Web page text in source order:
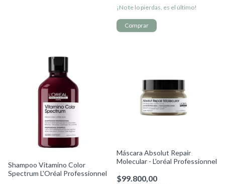
¡No te lo pierdas, es el último!
Shampoo Vitamino Color
Spectrum L'Oréal Professionnel
Máscara Absolut Repair
Molecular - L'oréal Professionnel
$99.800,00